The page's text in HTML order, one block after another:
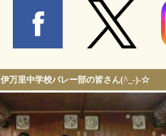
伊万里中学校バレー部の皆さん(^_-)-☆